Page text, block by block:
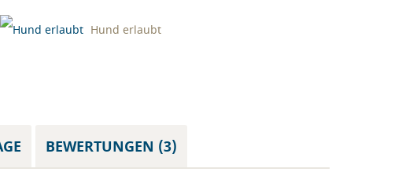
Hund erlaubt
BEWERTUNGEN (3)